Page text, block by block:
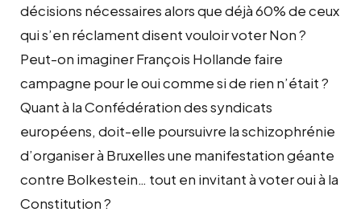
décisions nécessaires alors que déjà 60% de ceux
qui s’en réclament disent vouloir voter Non ?
Peut-on imaginer François Hollande faire
campagne pour le oui comme si de rien n’était ?
Quant à la Confédération des syndicats
européens, doit-elle poursuivre la schizophrénie
d’organiser à Bruxelles une manifestation géante
contre Bolkestein… tout en invitant à voter oui à la
Constitution ?